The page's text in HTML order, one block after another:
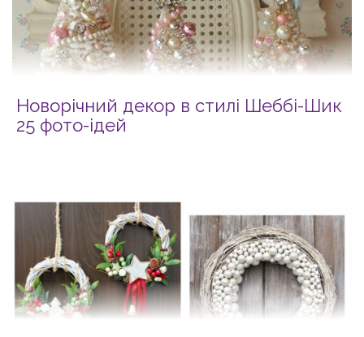
Новорічний декор в стилі Шеббі-Шик
25 фото-ідей